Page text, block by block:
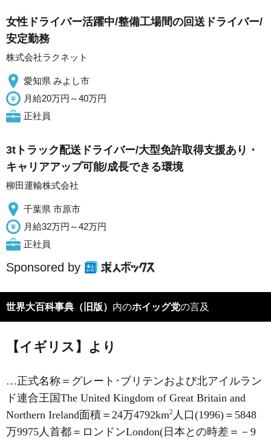
女性ドライバー活躍中/整備工場間の回送ドライバー/
安定勤務
株式会社ラクネット
愛知県 みよし市
月給20万円～40万円
正社員
3tトラック配送ドライバー/大型免許取得支援あり・
キャリアアップ可能/成長できる環境
柳田運輸株式会社
千葉県 市原市
月給32万円～42万円
正社員
Sponsored by
世界大百科事典（旧版） 内のホイッグ党の言及
【イギリス】より
…正式名称＝グレート･ブリテンおよび北アイルラン
ド連合王国The United Kingdom of Great Britain and
Northern Ireland面積＝24万4792km2 人口(1996)＝5848
万9975人首都＝ロンドンLondon(日本との時差＝－9